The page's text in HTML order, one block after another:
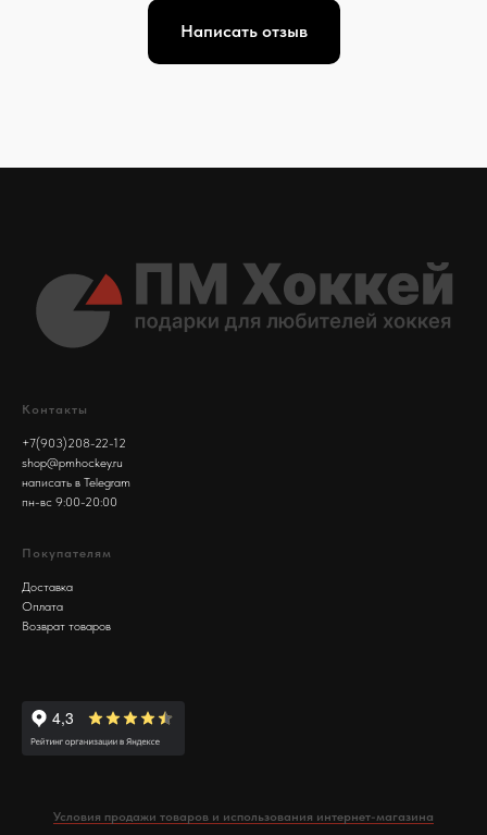
Написать отзыв
Контакты
+7(903)208-22-12
shop@pmhockey.ru
написать в Telegram
пн-вс 9:00-20:00
Покупателям
Доставка
Оплата
Возврат товаров
Условия продажи товаров и использования интернет-магазина